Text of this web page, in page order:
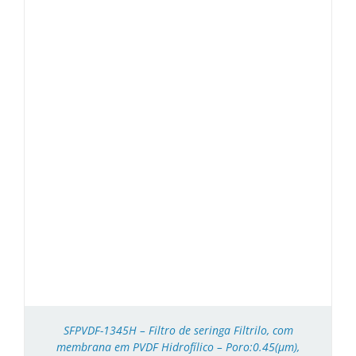
SFPVDF-1345H – Filtro de seringa Filtrilo, com
membrana em PVDF Hidrofílico – Poro:0.45(μm),